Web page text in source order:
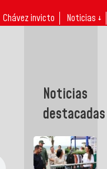
Chávez invicto Noticias ↓
Noticias
destacadas